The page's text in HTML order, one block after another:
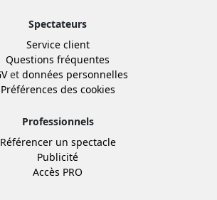
Spectateurs
Service client
Questions fréquentes
et données personnelles
Préférences des cookies
Professionnels
Référencer un spectacle
Publicité
Accès PRO